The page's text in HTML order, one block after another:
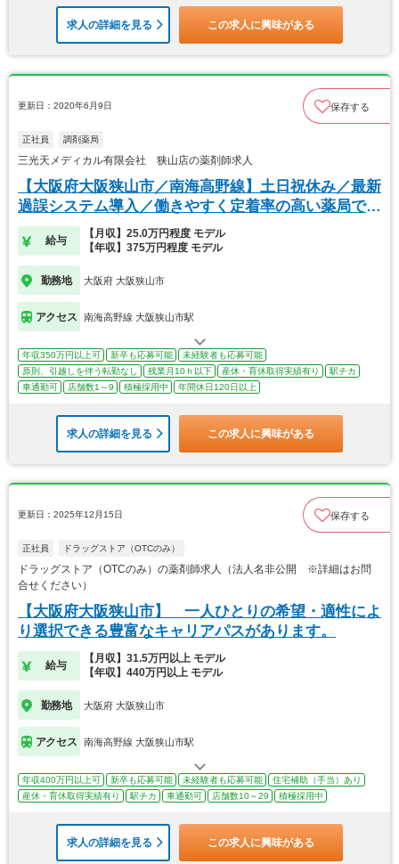
求人の詳細を見る この求人に興味がある
更新日：2020年6月9日 保存する
正社員 調剤薬局
三光天メディカル有限会社 狭山店の薬剤師求人
【大阪府大阪狭山市／南海高野線】土日祝休み／最新
過誤システム導入／働きやすく定着率の高い薬局で
す！
給与
【月収】25.0万円程度 モデル
【年収】375万円程度 モデル
勤務地 大阪府 大阪狭山市
アクセス 南海高野線 大阪狭山市駅
年収350万円以上可 新卒も応募可能
未経験者も応募可能
原則、引越しを伴う転勤なし
残業月10ｈ以下 産休・育休取得実績有り
駅チカ
車通勤可
店舗数1～9 積極採用中 年間休日120日以上
求人の詳細を見る この求人に興味がある
更新日：2025年12月15日 保存する
正社員 ドラッグストア（OTCのみ）
ドラッグストア（OTCのみ）の薬剤師求人（法人名非公開 ※詳細はお問
合せください）
【大阪府大阪狭山市】 一人ひとりの希望・適性によ
り選択できる豊富なキャリアパスがあります。
給与
【月収】31.5万円以上 モデル
【年収】440万円以上 モデル
勤務地 大阪府 大阪狭山市
アクセス 南海高野線 大阪狭山市駅
年収400万円以上可 新卒も応募可能 未経験者も応募可能
住宅補助（手当）あり
産休・育休取得実績有り
駅チカ 車通勤可 店舗数10～29 積極採用中
求人の詳細を見る この求人に興味がある